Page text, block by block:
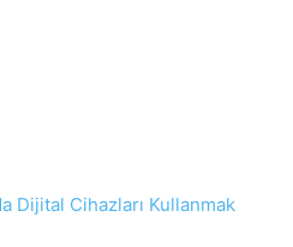
Dijital Cihazları Kullanmak